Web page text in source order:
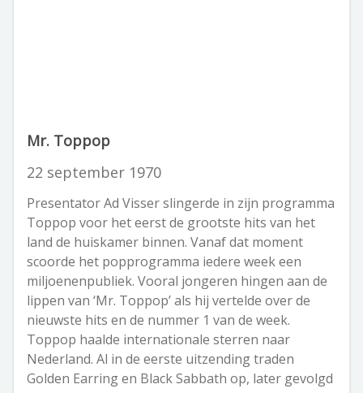
Mr. Toppop
22 september 1970
Presentator Ad Visser slingerde in zijn programma
Toppop voor het eerst de grootste hits van het
land de huiskamer binnen. Vanaf dat moment
scoorde het popprogramma iedere week een
miljoenenpubliek. Vooral jongeren hingen aan de
lippen van ‘Mr. Toppop’ als hij vertelde over de
nieuwste hits en de nummer 1 van de week.
Toppop haalde internationale sterren naar
Nederland. Al in de eerste uitzending traden
Golden Earring en Black Sabbath op, later gevolgd